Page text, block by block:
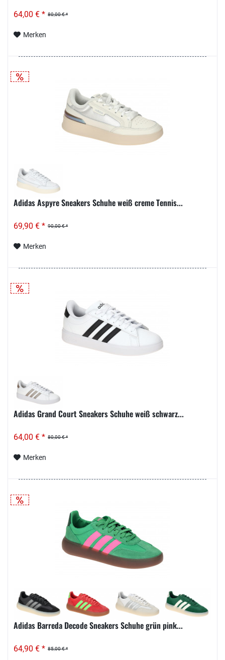
80,00 € *
64,00 € *
Merken
Adidas Aspyre Sneakers Schuhe weiß creme Tennis...
90,00 € *
69,90 € *
Merken
Adidas Grand Court Sneakers Schuhe weiß schwarz...
80,00 € *
64,00 € *
Merken
Adidas Barreda Decode Sneakers Schuhe grün pink...
85,00 € *
64,90 € *